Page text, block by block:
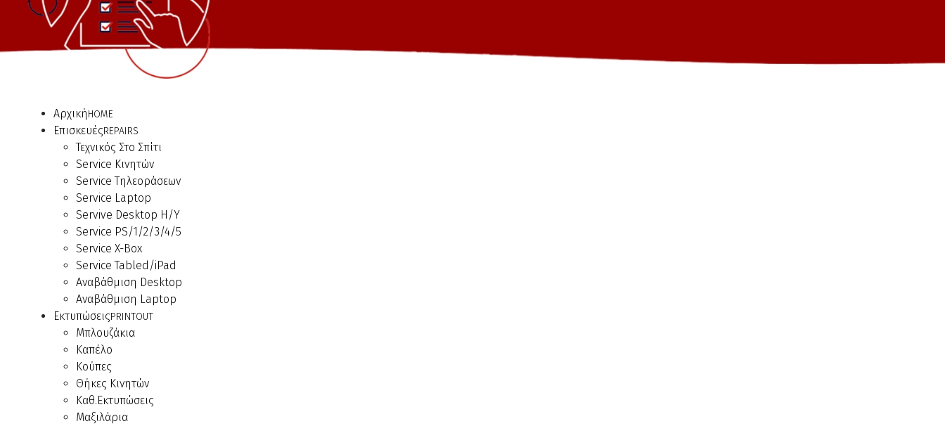
ΑρχικήHOME
ΕπισκευέςREPAIRS
Τεχνικός Στο Σπίτι
Service Κινητών
Service Τηλεοράσεων
Service Laptop
Servive Desktop Η/Υ
Service PS/1/2/3/4/5
Service X-Box
Service Tabled/iPad
Αναβάθμιση Desktop
Αναβάθμιση Laptop
ΕκτυπώσειςPRINTOUT
Μπλουζάκια
Καπέλο
Κούπες
Θήκες Κινητών
Καθ.Εκτυπώσεις
Μαξιλάρια